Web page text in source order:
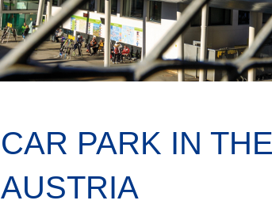
CAR PARK IN
AUSTRIA